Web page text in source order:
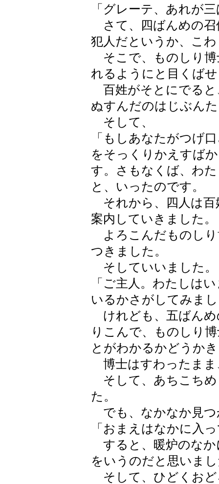
「グレーテ、あれが
さて、四ばんめの召
犯人だというか、こ
そこで、ものしり博
れるようにと目くば
百姓がそとにでると
ぬすんだのはじぶん
そして、
「もしあなたがつげ
をそっくりかえすば
す。さもなくば、わ
と、いったのです。
それから、四人は百
案内していきました。
よろこんだものしり
つきました。
そしていいました。
「ご主人。わたしは
いるかさがしてみま
けれども、五ばんめ
りこんで、ものしり
とがわかるかどうか
博士はすわったまま
そして、あちこち
た。
でも、なかなか見つ
「おまえはなかに入
すると、暖炉のなか
をいうのだと思いま
そして、ひどくおど